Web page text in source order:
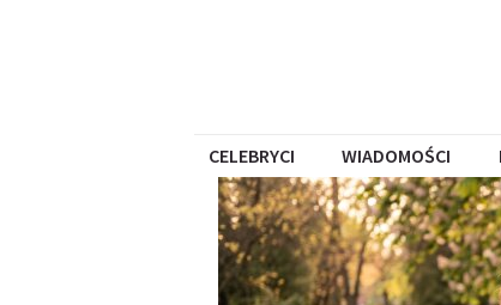
CELEBRYCI WIADOMOŚCI